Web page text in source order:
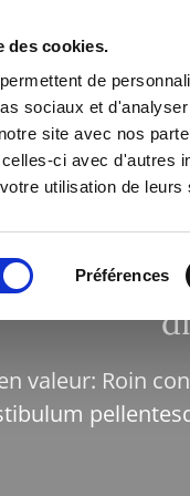
des cookies.
de
sociaux et
site avec nos
ci avec d'autres
utilisation de leurs
Préférences
Texte
valeur: Roin